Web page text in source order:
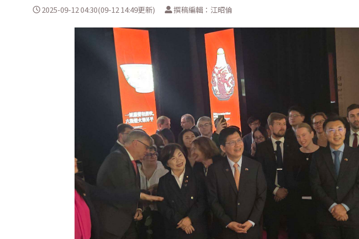
2025-09-12 04:30(09-12 14:49更新) 撰稿編輯：江昭倫